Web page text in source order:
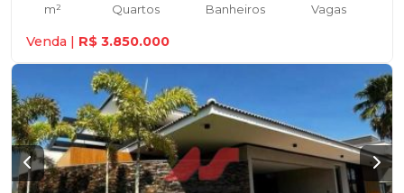
m²
Quartos
Banheiros
Vagas
Venda | R$ 3.850.000